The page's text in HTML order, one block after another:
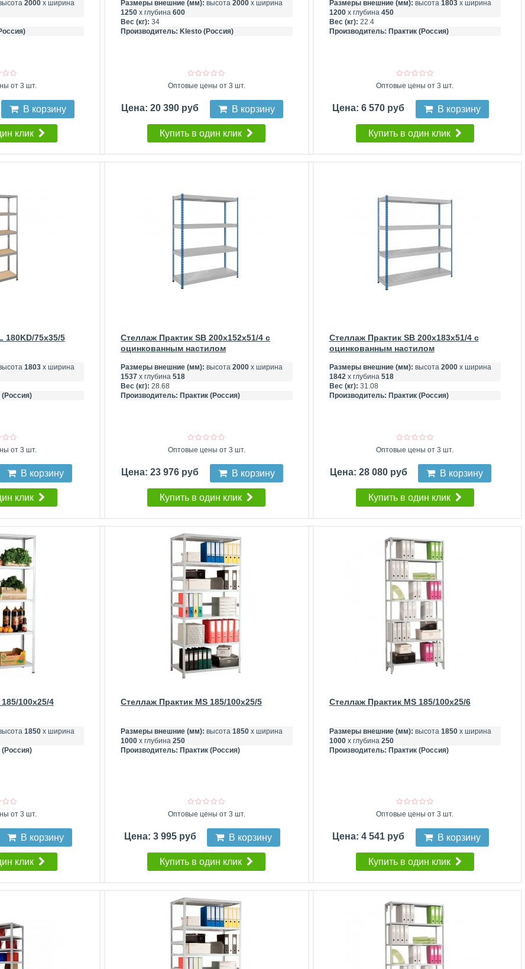
2000х ширина
от 3 шт.
В корзину
клик
Размеры внешние (мм): высота2000 х ширина
1250 х глубина600
Вес (кг): 34
Производитель: Klesto (Россия)
Оптовые цены от 3 шт.
Цена: 20 390 руб В корзину
Купить в один клик
Размеры внешние (мм): высота 1803х ширина
1200х глубина 450
Вес (кг): 22.4
Производитель: Практик (Россия)
Оптовые цены от 3 шт.
Цена: 6 570 руб В корзину
Купить в один клик
180KD/75x35/5
1803х ширина
(Россия)
от 3 шт.
В корзину
клик
Стеллаж Практик SB 200x152x51/4 c
оцинкованным настилом
Размеры внешние (мм): высота2000 х ширина
1537 х глубина518
Вес (кг): 28.68
Производитель: Практик (Россия)
Оптовые цены от 3 шт.
Цена: 23 976 руб В корзину
Купить в один клик
Стеллаж Практик SB 200x183x51/4 c
оцинкованным настилом
Размеры внешние (мм): высота 2000х ширина
1842х глубина 518
Вес (кг): 31.08
Производитель: Практик (Россия)
Оптовые цены от 3 шт.
Цена: 28 080 руб В корзину
Купить в один клик
100x25/4
1850х ширина
(Россия)
от 3 шт.
В корзину
клик
Стеллаж Практик MS 185/100x25/5
Размеры внешние (мм): высота1850 х ширина
1000 х глубина250
Производитель: Практик (Россия)
Оптовые цены от 3 шт.
Цена: 3 995 руб В корзину
Купить в один клик
Стеллаж Практик MS 185/100x25/6
Размеры внешние (мм): высота 1850х ширина
1000х глубина 250
Производитель: Практик (Россия)
Оптовые цены от 3 шт.
Цена: 4 541 руб В корзину
Купить в один клик